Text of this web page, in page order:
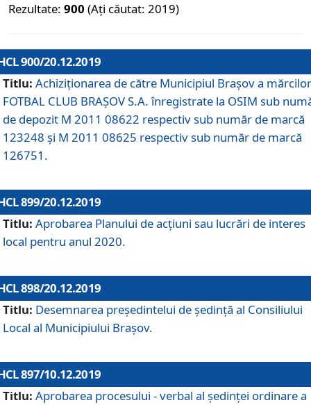
Rezultate: 900 (Ați căutat: 2019)
900/20.12.2019
Titlu: Achiziționarea de către Municipiul Brașov a mărcilor
FOTBAL CLUB BRAȘOV S.A. înregistrate la OSIM sub
de depozit M 2011 08622 respectiv sub număr de marcă
123248 și M 2011 08625 respectiv sub număr de marcă
126751.
899/20.12.2019
Titlu: Aprobarea Planului de acţiuni sau lucrări de interes
local pentru anul 2020.
898/20.12.2019
Titlu: Desemnarea preşedintelui de şedinţă al Consiliului
Local al Municipiului Braşov.
897/10.12.2019
Titlu: Aprobarea procesului - verbal al şedinţei ordinare a